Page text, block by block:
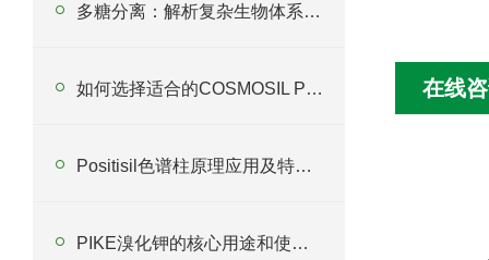
多糖分离：解析复杂生物体系的关键技术
如何选择适合的COSMOSIL PBR色谱柱以优化分析过程？
Positisil色谱柱原理应用及特点分析
PIKE溴化钾的核心用途和使用注意事项
在线